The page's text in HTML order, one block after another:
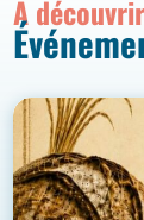
À découvrir